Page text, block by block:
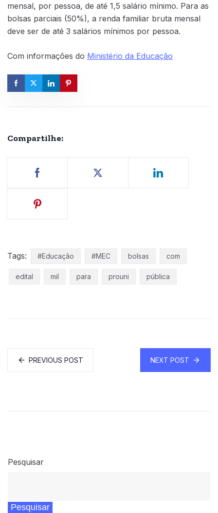
mensal, por pessoa, de até 1,5 salário mínimo. Para as
bolsas parciais (50%), a renda familiar bruta mensal
deve ser de até 3 salários mínimos por pessoa.
Com informações do Ministério da Educação
Compartilhe:
Tags: #Educação #MEC bolsas com
edital mil para prouni pública
PREVIOUS POST NEXT POST
Pesquisar
Pesquisar